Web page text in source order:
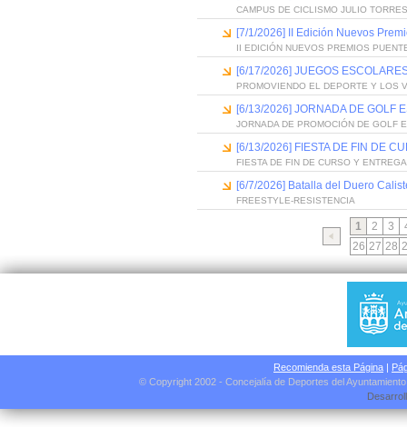
CAMPUS DE CICLISMO JULIO
[7/1/2026] II Edición Nuevos
II EDICIÓN NUEVOS PREMIOS
[6/17/2026] JUEGOS
PROMOVIENDO EL DEPORTE Y LOS
[6/13/2026] JORNADA DE GOLF
JORNADA DE PROMOCIÓN DE GOLF
[6/13/2026] FIESTA DE FIN DE
FIESTA DE FIN DE CURSO Y
[6/7/2026] Batalla del Duero
FREESTYLE-RESISTENCIA
1 2 3
26 27 28
Recomienda esta Página |
© Copyright 2002 - Concejalía de Deportes del